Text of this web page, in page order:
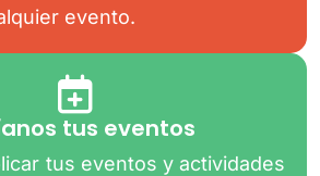
evento.
tus eventos
tus eventos y actividades